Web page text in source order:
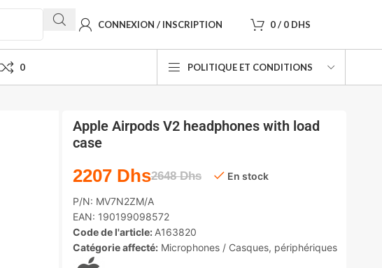
CONNEXION / INSCRIPTION 0/ 0 DHS
0 POLITIQUE ET CONDITIONS
Apple Airpods V2 headphones with load
case
2648Dhs
2207 Dhs En stock
P/N: MV7N2ZM/A
EAN: 190199098572
Code de l'article: A163820
Catégorie affecté: Microphones / Casques, périphériques